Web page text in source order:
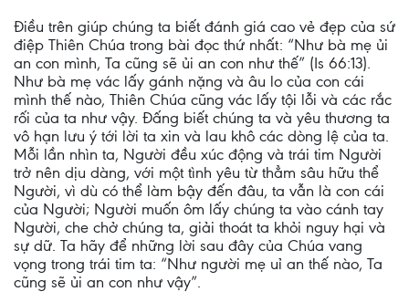
Điều trên giúp chúng ta biết đánh giá cao vẻ đẹp của sứ
điệp Thiên Chúa trong bài đọc thứ nhất: “Như bà mẹ ủi
an con mình, Ta cũng sẽ ủi an con như thế” (Is 66:13).
Như bà mẹ vác lấy gánh nặng và âu lo của con cái
mình thế nào, Thiên Chúa cũng vác lấy tội lỗi và các rắc
rối của ta như vậy. Đấng biết chúng ta và yêu thương ta
vô hạn lưu ý tới lời ta xin và lau khô các dòng lệ của ta.
Mỗi lần nhìn ta, Người đều xúc động và trái tim Người
trở nên dịu dàng, với một tình yêu từ thẳm sâu hữu thể
Người, vì dù có thể làm bậy đến đâu, ta vẫn là con cái
của Người; Người muốn ôm lấy chúng ta vào cánh tay
Người, che chở chúng ta, giải thoát ta khỏi nguy hại và
sự dữ. Ta hãy để những lời sau đây của Chúa vang
vọng trong trái tim ta: “Như người mẹ uỉ an thế nào, Ta
cũng sẽ ủi an con như vậy”.